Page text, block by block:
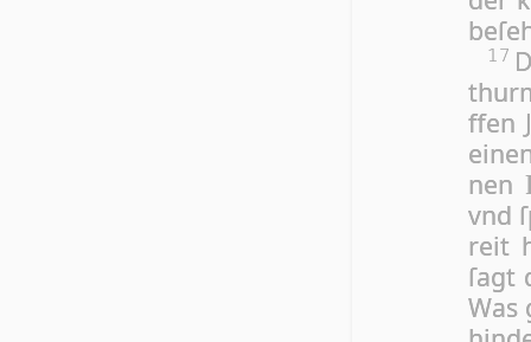
17
ffen
nen
vnd
reit
ſagt
Was